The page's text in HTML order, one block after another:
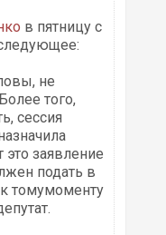
в пятницу с
не
того,
сессия
заявление
подать в
томумоменту